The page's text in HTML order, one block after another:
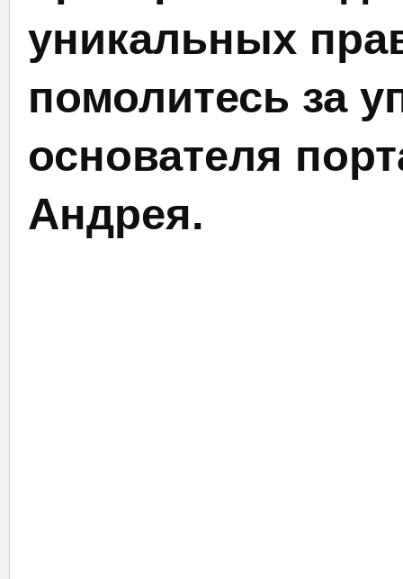
уникальных
помолитесь за
основателя
Андрея.